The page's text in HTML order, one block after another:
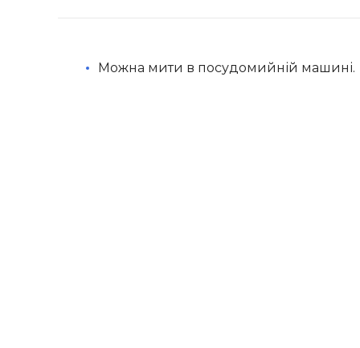
Можна мити в посудомийній машині.